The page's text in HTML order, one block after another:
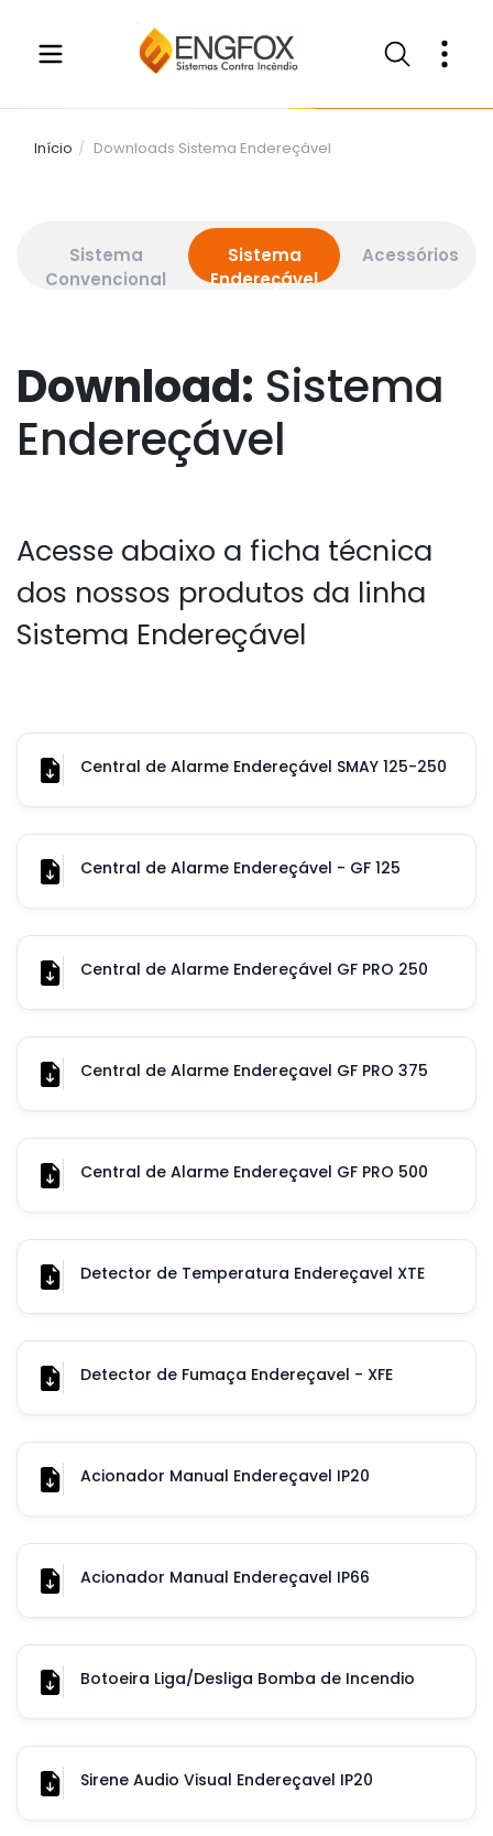
Início Downloads Sistema Endereçável
Sistema
Convencional
Sistema
Endereçável
Acessórios
Download: Sistema
Endereçável
Acesse abaixo a ficha técnica
dos nossos produtos da linha
Sistema Endereçável
Central de Alarme Endereçável SMAY 125-250
Central de Alarme Endereçável - GF 125
Central de Alarme Endereçável GF PRO 250
Central de Alarme Endereçavel GF PRO 375
Central de Alarme Endereçavel GF PRO 500
Detector de Temperatura Endereçavel XTE
Detector de Fumaça Endereçavel - XFE
Acionador Manual Endereçavel IP20
Acionador Manual Endereçavel IP66
Botoeira Liga/Desliga Bomba de Incendio
Sirene Audio Visual Endereçavel IP20